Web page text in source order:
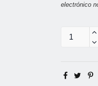
electrónico